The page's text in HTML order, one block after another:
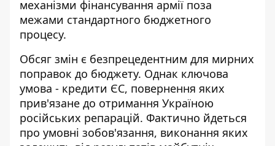
механізми фінансування армії поза
межами стандартного бюджетного
процесу.
Обсяг змін є безпрецедентним для мирних
поправок до бюджету. Однак ключова
умова - кредити ЄС, повернення яких
прив'язане до отримання Україною
російських репарацій. Фактично йдеться
про умовні зобов'язання, виконання яких